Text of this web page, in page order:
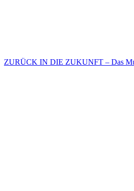
ZURÜCK IN DIE ZUKUNFT – Das